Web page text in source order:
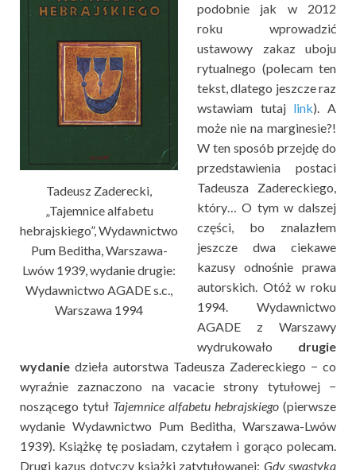
Tadeusz Zaderecki,
„Tajemnice alfabetu
hebrajskiego”, Wydawnictwo
Pum Beditha, Warszawa-
Lwów 1939, wydanie drugie:
Wydawnictwo AGADE s.c.,
Warszawa 1994
podobnie jak w 2012
roku wprowadzić
ustawowy zakaz uboju
rytualnego (polecam ten
tekst, dlatego jeszcze raz
wstawiam tutaj link). A
może nie na marginesie?!
W ten sposób przejdę do
przedstawienia postaci
Tadeusza Zadereckiego,
który… O tym w dalszej
części, bo znalazłem
jeszcze dwa ciekawe
kazusy odnośnie prawa
autorskich. Otóż w roku
1994. Wydawnictwo
AGADE z Warszawy
wydrukowało drugie
wydanie dzieła autorstwa Tadeusza Zadereckiego − co
wyraźnie zaznaczono na vacacie strony tytułowej −
noszącego tytuł Tajemnice alfabetu hebrajskiego (pierwsze
wydanie Wydawnictwo Pum Beditha, Warszawa-Lwów
1939). Książkę tę posiadam, czytałem i gorąco polecam.
Drugi kazus dotyczy książki zatytułowanej: Gdy swastyka